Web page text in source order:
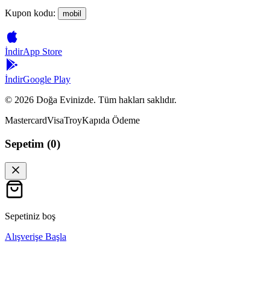
Kupon kodu: mobil
İndirApp Store
İndirGoogle Play
© 2026 Doğa Evinizde. Tüm hakları saklıdır.
MastercardVisaTroyKapıda Ödeme
Sepetim (0)
Sepetiniz boş
Alışverişe Başla